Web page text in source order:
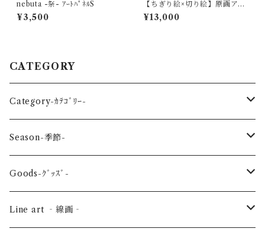
nebuta -祭- ｱｰﾄﾊﾟﾈﾙS
¥3,500
【ちぎり絵×切り絵】原画アー
ト『A-jin（阿神シーサー）』
沖縄・守り神
¥13,000
CATEGORY
Category-ｶﾃｺﾞﾘｰ-
reptile-爬虫類-
Sea-海の生き物-
Bird-鳥-
Season-季節-
Spring-春-
Summer-夏-
Goods-ｸﾞｯｽﾞ-
Key ring -ｷｰﾎﾙﾀﾞｰ
Line art ‐線画‐